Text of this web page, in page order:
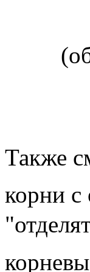
Также
корни